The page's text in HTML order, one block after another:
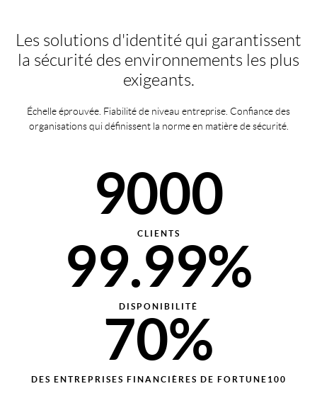
Les solutions d'identité qui garantissent
la sécurité des environnements les plus
exigeants.
Échelle éprouvée. Fiabilité de niveau entreprise. Confiance des
organisations qui définissent la norme en matière de sécurité.
6000
7000
8000
9000
CLIENTS
60%
70%
90%
99.99%
DISPONIBILITÉ
20%
30%
40%
50%
60%
70%
DES ENTREPRISES FINANCIÈRES DE FORTUNE100